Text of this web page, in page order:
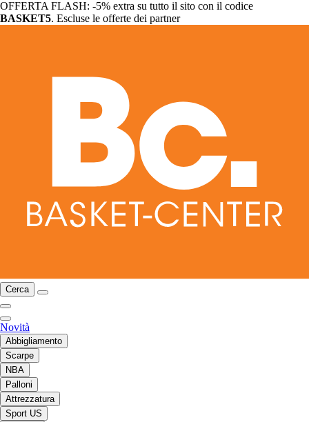
OFFERTA FLASH: -5% extra su tutto il sito con il codice
BASKET5. Escluse le offerte dei partner
Cerca
Novità
Abbigliamento
Scarpe
NBA
Palloni
Attrezzatura
Sport US